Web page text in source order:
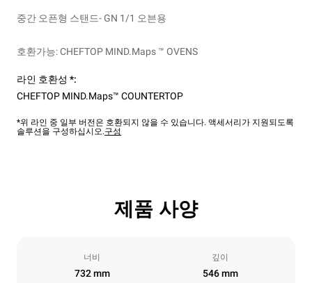
중간 오픈형 스탠드- GN 1/1 오븐용
호환가능: CHEFTOP MIND.Maps ™ OVENS
라인 호환성 *:
CHEFTOP MIND.Maps™ COUNTERTOP
*위 라인 중 일부 버전은 호환되지 않을 수 있습니다. 액세서리가 지원되도록
솔루션을 구성하십시오.구성
제품 사양
너비
732 mm
깊이
546 mm